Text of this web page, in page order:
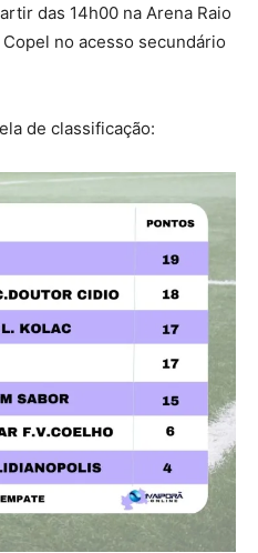
das 14h00 na Arena Raio
no acesso secundário
de classificação: